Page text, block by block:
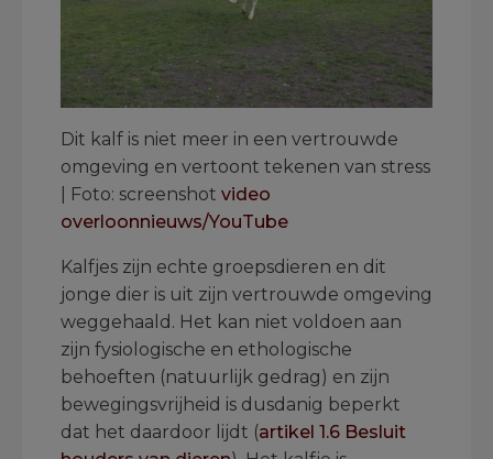
Dit kalf is niet meer in een vertrouwde
omgeving en vertoont tekenen van stress
| Foto: screenshot video
overloonnieuws/YouTube
Kalfjes zijn echte groepsdieren en dit
jonge dier is uit zijn vertrouwde omgeving
weggehaald. Het kan niet voldoen aan
zijn fysiologische en ethologische
behoeften (natuurlijk gedrag) en zijn
bewegingsvrijheid is dusdanig beperkt
dat het daardoor lijdt (artikel 1.6 Besluit